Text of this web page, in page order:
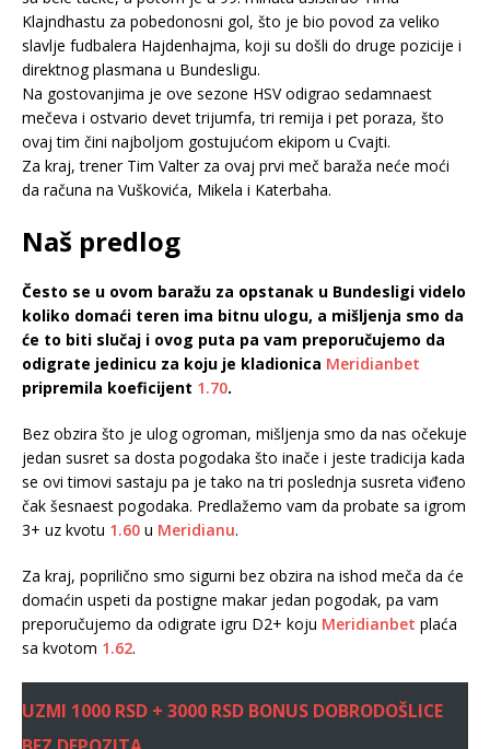
Klajndhastu za pobedonosni gol, što je bio povod za veliko
slavlje fudbalera Hajdenhajma, koji su došli do druge pozicije i
direktnog plasmana u Bundesligu.
Na gostovanjima je ove sezone HSV odigrao sedamnaest
mečeva i ostvario devet trijumfa, tri remija i pet poraza, što
ovaj tim čini najboljom gostujućom ekipom u Cvajti.
Za kraj, trener Tim Valter za ovaj prvi meč baraža neće moći
da računa na Vuškovića, Mikela i Katerbaha.
Naš predlog
Često se u ovom baražu za opstanak u Bundesligi videlo
koliko domaći teren ima bitnu ulogu, a mišljenja smo da
će to biti slučaj i ovog puta pa vam preporučujemo da
odigrate jedinicu za koju je kladionica Meridianbet
pripremila koeficijent 1.70.
Bez obzira što je ulog ogroman, mišljenja smo da nas očekuje
jedan susret sa dosta pogodaka što inače i jeste tradicija kada
se ovi timovi sastaju pa je tako na tri poslednja susreta viđeno
čak šesnaest pogodaka. Predlažemo vam da probate sa igrom
3+ uz kvotu 1.60 u Meridianu.
Za kraj, poprilično smo sigurni bez obzira na ishod meča da će
domaćin uspeti da postigne makar jedan pogodak, pa vam
preporučujemo da odigrate igru D2+ koju Meridianbet plaća
sa kvotom 1.62.
UZMI 1000 RSD + 3000 RSD BONUS DOBRODOŠLICE